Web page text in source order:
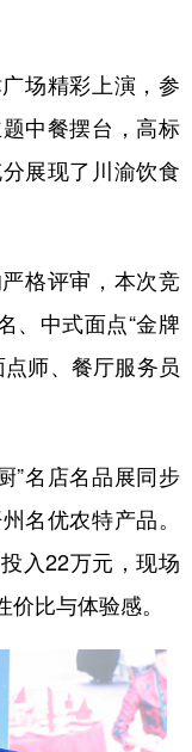
场精彩上演，参
中餐摆台，高标
展现了川渝饮食
格评审，本次竞
、中式面点“金牌
师、餐厅服务员
名店名品展同步
名优农特产品。
入22万元，现场
比与体验感。